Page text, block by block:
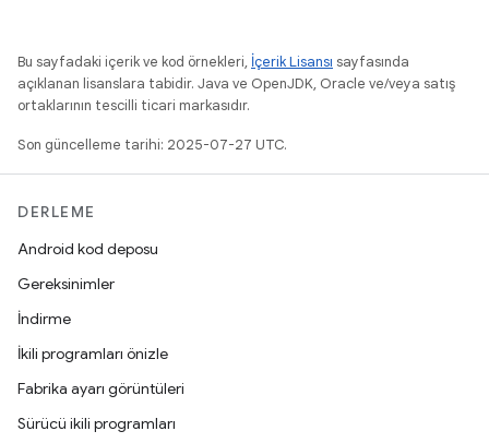
Bu sayfadaki içerik ve kod örnekleri, İçerik Lisansı sayfasında
açıklanan lisanslara tabidir. Java ve OpenJDK, Oracle ve/veya satış
ortaklarının tescilli ticari markasıdır.
Son güncelleme tarihi: 2025-07-27 UTC.
DERLEME
Android kod deposu
Gereksinimler
İndirme
İkili programları önizle
Fabrika ayarı görüntüleri
Sürücü ikili programları